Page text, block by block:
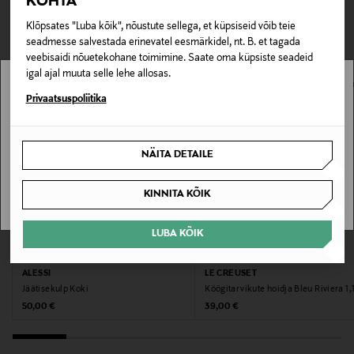
Klõpsates "Luba kõik", nõustute sellega, et küpsiseid võib teie
seadmesse salvestada erinevatel eesmärkidel, nt. B. et tagada
veebisaidi nõuetekohane toimimine. Saate oma küpsiste seadeid
igal ajal muuta selle lehe allosas.
Privaatsuspoliitika
NÄITA DETAILE
KINNITA KÕIK
LUBA KÕIK
Tootenumber
173701919
Materjal
Garantii
0,00 € – 4,90 €
TEISED KLIENDID
VAATASID KA
ALESSI
Jäätisekulp Koki
Original Price
50,00 €
LE CREUSET
Köögitarvikute hoidja Bleu Riviera
Original Price
39,00 €
Stockmann pole Sinu riigis saadaval.
SAAN ARU